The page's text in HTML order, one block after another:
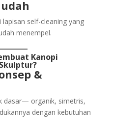
self-cleaning yang
menempel.
Kanopi
&
dasar— organik, simetris,
dengan kebutuhan